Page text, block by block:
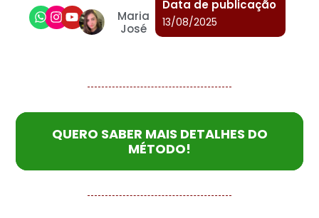
Maria
José
Data de publicação
13/08/2025
QUERO SABER MAIS DETALHES DO
MÉTODO!